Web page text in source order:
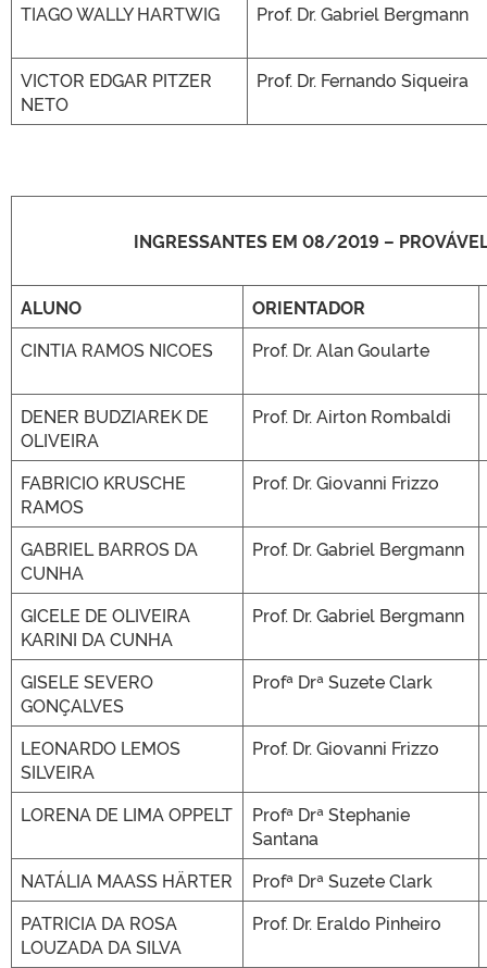
TIAGO WALLY HARTWIG Prof. Dr. Gabriel Bergmann
VICTOR EDGAR PITZER
NETO
Prof. Dr. Fernando Siqueira
INGRESSANTES EM 08/2019 –
ALUNO
ORIENTADOR
CINTIA RAMOS NICOES
Prof. Dr. Alan Goularte
DENER BUDZIAREK DE
OLIVEIRA
Prof. Dr. Airton Rombaldi
FABRICIO KRUSCHE
RAMOS
Prof. Dr. Giovanni Frizzo
GABRIEL BARROS DA
CUNHA
Prof. Dr. Gabriel Bergmann
GICELE DE OLIVEIRA
KARINI DA CUNHA
Prof. Dr. Gabriel Bergmann
GISELE SEVERO
GONÇALVES
Profª Drª Suzete Clark
LEONARDO LEMOS
SILVEIRA
Prof. Dr. Giovanni Frizzo
LORENA DE LIMA OPPELT
Profª Drª Stephanie
Santana
NATÁLIA MAASS HÄRTER
Profª Drª Suzete Clark
PATRICIA DA ROSA
LOUZADA DA SILVA
Prof. Dr. Eraldo Pinheiro